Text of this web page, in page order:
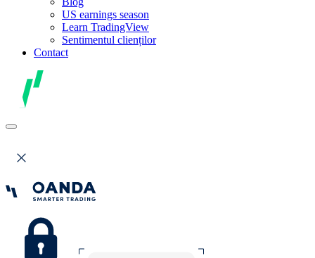
US earnings season
Learn TradingView
Sentimentul clienților
Contact